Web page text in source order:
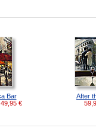
Bar
49,95 €
After